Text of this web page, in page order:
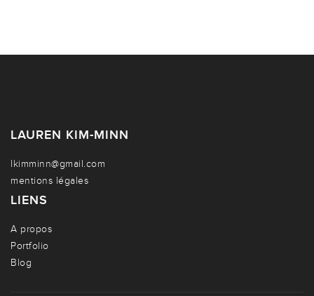
LAUREN KIM-MINN
lkimminn@gmail.com
mentions légales
LIENS
A propos
Portfolio
Blog